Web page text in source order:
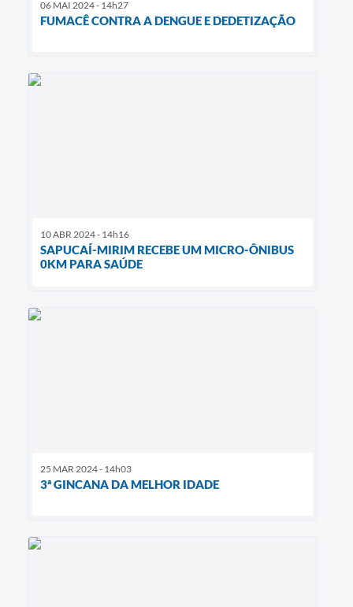
06 MAI 2024 - 14h27
FUMACÊ CONTRA A DENGUE E DEDETIZAÇÃO
10 ABR 2024 - 14h16
SAPUCAÍ-MIRIM RECEBE UM MICRO-ÔNIBUS
0KM PARA SAÚDE
25 MAR 2024 - 14h03
3ª GINCANA DA MELHOR IDADE